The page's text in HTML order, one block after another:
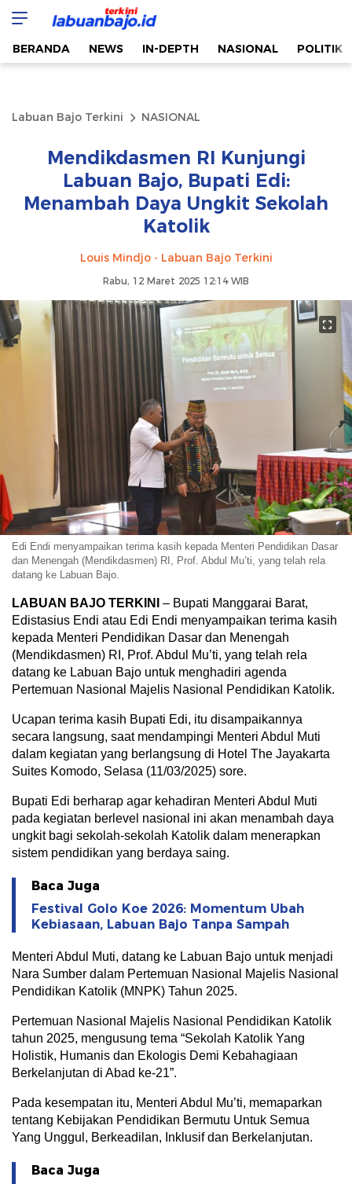
Labuan Bajo Terkini
Aktual & Berimbang
BERANDA NEWS IN-DEPTH NASIONAL POLITIK
Labuan Bajo Terkini NASIONAL
Mendikdasmen RI Kunjungi
Labuan Bajo, Bupati Edi:
Menambah Daya Ungkit Sekolah
Katolik
Louis Mindjo - Labuan Bajo Terkini
Rabu, 12 Maret 2025 12:14 WIB
Edi Endi menyampaikan terima kasih kepada Menteri Pendidikan Dasar
dan Menengah (Mendikdasmen) RI, Prof. Abdul Mu’ti, yang telah rela
datang ke Labuan Bajo.
LABUAN BAJO TERKINI
– Bupati Manggarai Barat,
Edistasius Endi atau Edi Endi menyampaikan terima kasih
kepada Menteri Pendidikan Dasar dan Menengah
(Mendikdasmen) RI, Prof. Abdul Mu’ti, yang telah rela
datang ke Labuan Bajo untuk menghadiri agenda
Pertemuan Nasional Majelis Nasional Pendidikan Katolik.
Ucapan terima kasih Bupati Edi, itu disampaikannya
secara langsung, saat mendampingi Menteri Abdul Muti
dalam kegiatan yang berlangsung di Hotel The Jayakarta
Suites Komodo, Selasa (11/03/2025) sore.
Bupati Edi berharap agar kehadiran Menteri Abdul Muti
pada kegiatan berlevel nasional ini akan menambah daya
ungkit bagi sekolah-sekolah Katolik dalam menerapkan
sistem pendidikan yang berdaya saing.
Baca Juga
Festival Golo Koe 2026: Momentum Ubah
Kebiasaan, Labuan Bajo Tanpa Sampah
Menteri Abdul Muti, datang ke Labuan Bajo untuk menjadi
Nara Sumber dalam Pertemuan Nasional Majelis Nasional
Pendidikan Katolik (MNPK) Tahun 2025.
Pertemuan Nasional Majelis Nasional Pendidikan Katolik
tahun 2025, mengusung tema “Sekolah Katolik Yang
Holistik, Humanis dan Ekologis Demi Kebahagiaan
Berkelanjutan di Abad ke-21”.
Pada kesempatan itu, Menteri Abdul Mu’ti, memaparkan
tentang Kebijakan Pendidikan Bermutu Untuk Semua
Yang Unggul, Berkeadilan, Inklusif dan Berkelanjutan.
Baca Juga